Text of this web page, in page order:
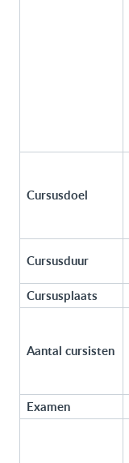
Cursusdoel
Cursusduur
Cursusplaats
Aantal cursisten
Examen